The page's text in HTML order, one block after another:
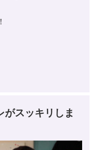
がスッキリしま